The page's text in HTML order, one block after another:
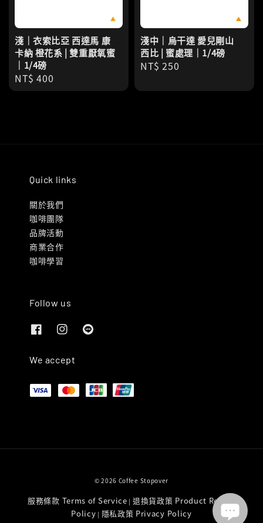
淺｜衣索比亞 西達馬 康
卡納 橙花系 | 雙重厭氧蜜
｜1/4磅
Regular
price
NT$ 400
淺中｜烏干達 愛兒剛山
西比 | 蜜處理｜1/4磅
Regular
NT$ 250
Quick links
關於我們
咖啡團隊
品牌活動
商業合作
咖啡學習
Follow us
We accept
© 2026 Coffee Stopover
服務條款 Terms of Service | 退換貨政策 Product Return
Policy | 隱私政策 Privacy Policy